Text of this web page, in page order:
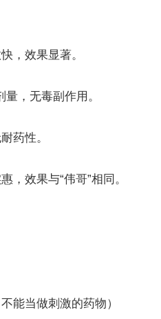
，效果显著。
，无毒副作用。
药性。
，效果与“伟哥”相同。
能当做刺激的药物）